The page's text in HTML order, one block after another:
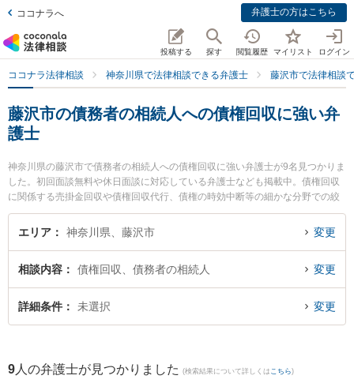
ココナラへ 弁護士の方はこちら
投稿する 探す 閲覧履歴 マイリスト ログイン
ココナラ法律相談 神奈川県で法律相談できる弁護士 藤沢市で法律相談
藤沢市の債務者の相続人への債権回収に強い弁
護士
神奈川県の藤沢市で債務者の相続人への債権回収に強い弁護士が9名見つかりま
した。初回面談無料や休日面談に対応している弁護士なども掲載中。債権回収
に関係する売掛金回収や債権回収代行、債権の時効中断等の細かな分野での絞
り込み検索もでき便利です。特に湘南合同法律事務所の笹田 典宏弁護士や湘南
野村綜合法律事務所の野村 俊介弁護士、弁護士法人KTG 湘南藤沢法律事務所の
を今すぐに弁護士に相談したい』『債務者の相続人への債権回収のトラブル解
決の実績豊富な近くの弁護士を検索したい』『初回相談無料で債務者の相続人
への債権回収を法律相談できる藤沢市内の弁護士に相談予約したい』などでお
エリア 神奈川県、藤沢市 変更
相談内容 債権回収、債務者の相続人 変更
詳細条件 未選択 変更
9 人の弁護士が見つかりました (検索結果について詳しくは こちら)